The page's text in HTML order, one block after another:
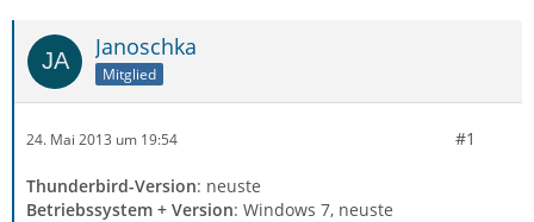
Janoschka
Mitglied
24. Mai 2013 um 19:54 #1
Thunderbird-Version: neuste
Betriebssystem + Version: Windows 7, neuste